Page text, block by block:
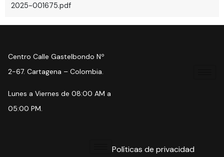
2025-001675.pdf
Centro Calle Gastelbondo Nº
2-67. Cartagena – Colombia.
Lunes a Viernes de 08:00 AM a
05:00 PM.
Políticas de privacidad